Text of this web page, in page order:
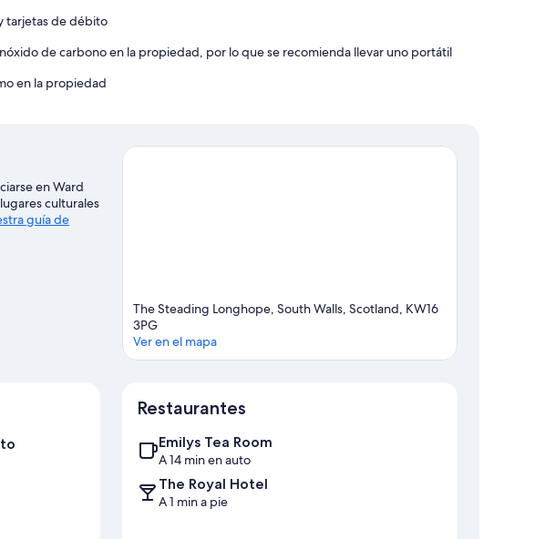
tarjetas de débito
de carbono en la propiedad, por lo que se recomienda llevar uno portátil
en la propiedad
en Ward
culturales
guía de
The Steading Longhope, South Walls, Scotland, KW16
3PG
Ver en el mapa
Restaurantes
Emilys Tea Room
A 14 min en auto
The Royal Hotel
A 1 min a pie